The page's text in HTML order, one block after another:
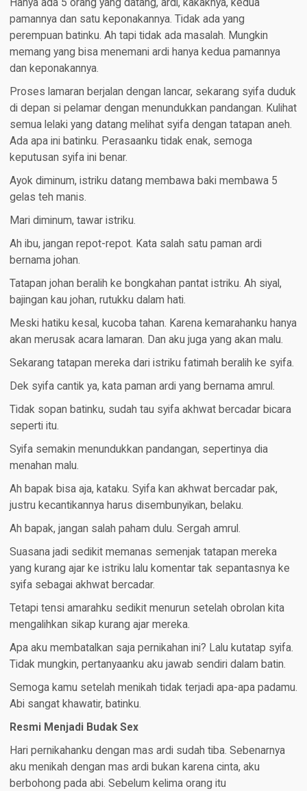
Hanya ada 5 orang yang datang, ardi, kakaknya, kedua
pamannya dan satu keponakannya. Tidak ada yang
perempuan batinku. Ah tapi tidak ada masalah. Mungkin
memang yang bisa menemani ardi hanya kedua pamannya
dan keponakannya.
Proses lamaran berjalan dengan lancar, sekarang syifa duduk
di depan si pelamar dengan menundukkan pandangan. Kulihat
semua lelaki yang datang melihat syifa dengan tatapan aneh.
Ada apa ini batinku. Perasaanku tidak enak, semoga
keputusan syifa ini benar.
Ayok diminum, istriku datang membawa baki membawa 5
gelas teh manis.
Mari diminum, tawar istriku.
Ah ibu, jangan repot-repot. Kata salah satu paman ardi
bernama johan.
Tatapan johan beralih ke bongkahan pantat istriku. Ah siyal,
bajingan kau johan, rutukku dalam hati.
Meski hatiku kesal, kucoba tahan. Karena kemarahanku hanya
akan merusak acara lamaran. Dan aku juga yang akan malu.
Sekarang tatapan mereka dari istriku fatimah beralih ke syifa.
Dek syifa cantik ya, kata paman ardi yang bernama amrul.
Tidak sopan batinku, sudah tau syifa akhwat bercadar bicara
seperti itu.
Syifa semakin menundukkan pandangan, sepertinya dia
menahan malu.
Ah bapak bisa aja, kataku. Syifa kan akhwat bercadar pak,
justru kecantikannya harus disembunyikan, belaku.
Ah bapak, jangan salah paham dulu. Sergah amrul.
Suasana jadi sedikit memanas semenjak tatapan mereka
yang kurang ajar ke istriku lalu komentar tak sepantasnya ke
syifa sebagai akhwat bercadar.
Tetapi tensi amarahku sedikit menurun setelah obrolan kita
mengalihkan sikap kurang ajar mereka.
Apa aku membatalkan saja pernikahan ini? Lalu kutatap syifa.
Tidak mungkin, pertanyaanku aku jawab sendiri dalam batin.
Semoga kamu setelah menikah tidak terjadi apa-apa padamu.
Abi sangat khawatir, batinku.
Resmi Menjadi Budak Sex
Hari pernikahanku dengan mas ardi sudah tiba. Sebenarnya
aku menikah dengan mas ardi bukan karena cinta, aku
berbohong pada abi. Sebelum kelima orang itu